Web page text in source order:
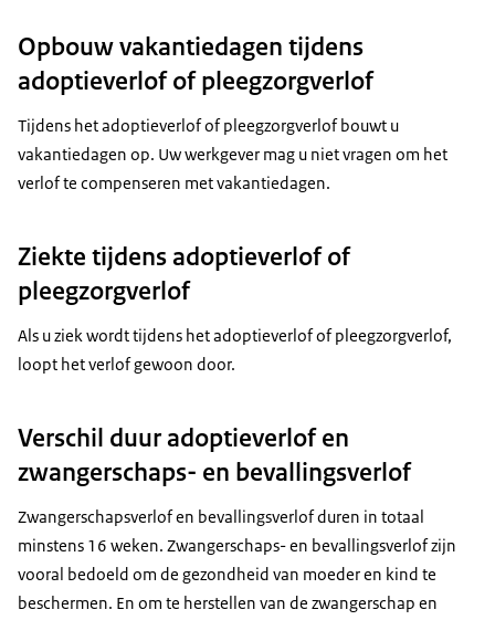
Opbouw vakantiedagen tijdens
adoptieverlof of pleegzorgverlof
Tijdens het adoptieverlof of pleegzorgverlof bouwt u
vakantiedagen op. Uw werkgever mag u niet vragen om het
verlof te compenseren met vakantiedagen.
Ziekte tijdens adoptieverlof of
pleegzorgverlof
Als u ziek wordt tijdens het adoptieverlof of pleegzorgverlof,
loopt het verlof gewoon door.
Verschil duur adoptieverlof en
zwangerschaps- en bevallingsverlof
Zwangerschapsverlof en bevallingsverlof duren in totaal
minstens 16 weken. Zwangerschaps- en bevallingsverlof zijn
vooral bedoeld om de gezondheid van moeder en kind te
beschermen. En om te herstellen van de zwangerschap en